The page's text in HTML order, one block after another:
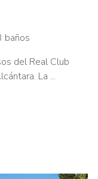
baños
del Real Club
La ...